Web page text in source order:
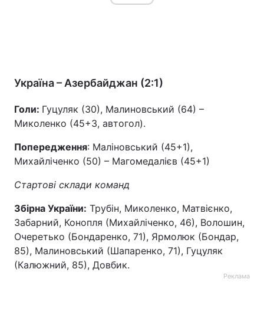
Україна – Азербайджан (2:1)
Голи: Гуцуляк (30), Малиновський (64) –
Миколенко (45+3, автогол).
Попередження: Маліновський (45+1),
Михайліченко (50) – Магомедалієв (45+1)
Стартові склади команд
Збірна України: Трубін, Миколенко, Матвієнко,
Забарний, Конопля (Михайліченко, 46), Волошин,
Очеретько (Бондаренко, 71), Ярмолюк (Бондар,
85), Малиновський (Шапаренко, 71), Гуцуляк
(Калюжний, 85), Довбик.
Реклама